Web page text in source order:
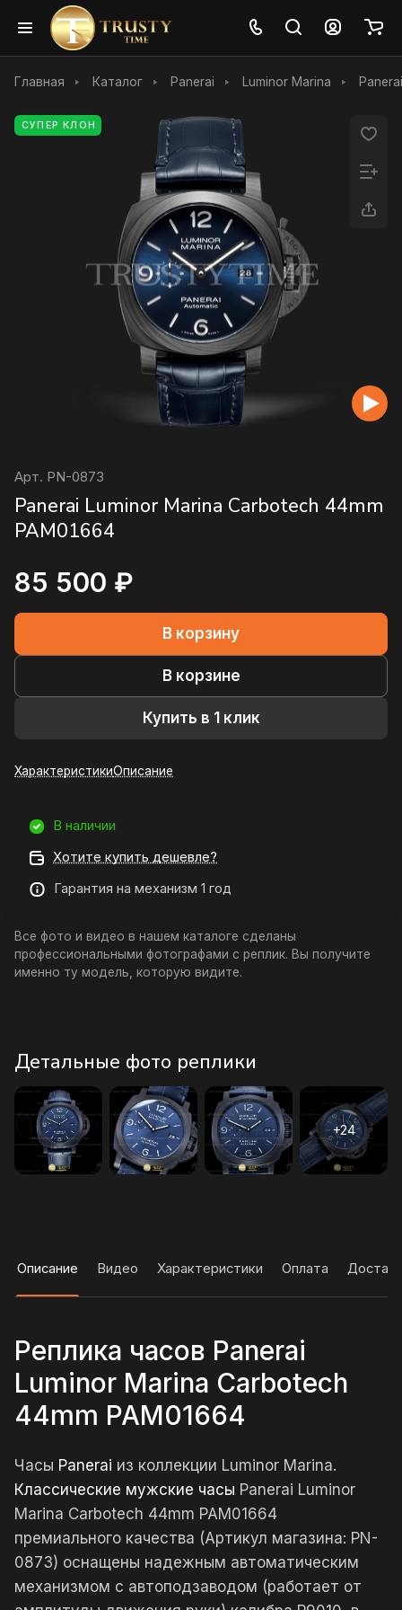
Главная Каталог Panerai Luminor Marina
СУПЕР КЛОН
Арт. PN-0873
Panerai Luminor Marina Carbotech 44mm
PAM01664
85 500 ₽
В корзину
В корзине
Купить в 1 клик
ХарактеристикиОписание
В наличии
Хотите купить дешевле?
Гарантия на механизм 1 год
Все фото и видео в нашем каталоге сделаны
профессиональными фотографами с реплик. Вы получите
именно ту модель, которую видите.
Детальные фото реплики
Описание Видео Характеристики Оплата
Реплика часов Panerai
Luminor Marina Carbotech
44mm PAM01664
Часы Panerai из коллекции Luminor Marina.
Классические мужские часы Panerai Luminor
Marina Carbotech 44mm PAM01664
премиального качества (Артикул магазина: PN-
0873) оснащены надежным автоматическим
механизмом с автоподзаводом (работает от